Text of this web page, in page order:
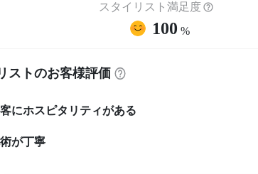
スタイリスト満足度
100 %
ストのお客様評価
にホスピタリティがある
が丁寧